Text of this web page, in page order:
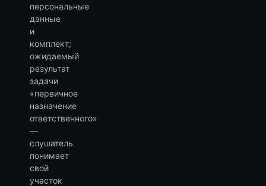
персональные
данные
и
комплект;
ожидаемый
результат
задачи
«первичное
назначение
ответственного»
—
слушатель
понимает
свой
участок